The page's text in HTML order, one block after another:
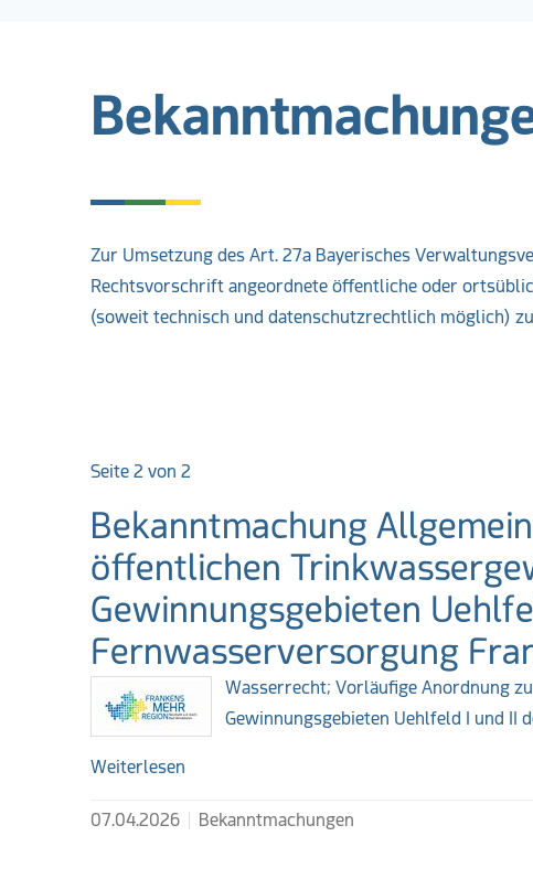
Zur Umsetzung des Art. 27a Bayerisches
Rechtsvorschrift angeordnete öffentliche oder
(soweit technisch und datenschutzrechtlich möglich)
Seite 2 von 2
Bekanntmachung
öffentlichen
Gewinnungsgebieten
Fernwasserversorgung
Wasserrecht; Vorläufige Anordnung
Gewinnungsgebieten Uehlfeld I und II
Weiterlesen
07.04.2026 Bekanntmachungen